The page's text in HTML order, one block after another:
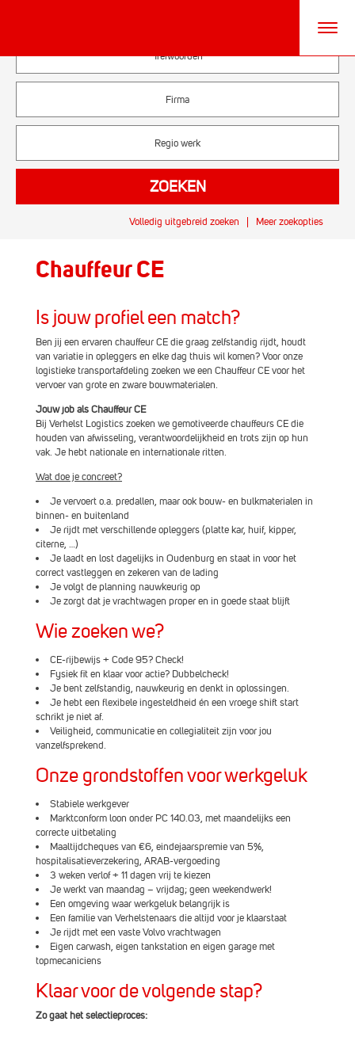
Meer zoekopties
Volledig uitgebreid zoeken
Chauffeur CE
Is jouw profiel een match?
Ben jij een ervaren chauffeur CE die graag zelfstandig rijdt, houdt
van variatie in opleggers en elke dag thuis wil komen? Voor onze
logistieke transportafdeling zoeken we een Chauffeur CE voor het
vervoer van grote en zware bouwmaterialen.
Jouw job als Chauffeur CE
Bij Verhelst Logistics zoeken we gemotiveerde chauffeurs CE die
houden van afwisseling, verantwoordelijkheid en trots zijn op hun
vak. Je hebt nationale en internationale ritten.
Wat doe je concreet?
Je vervoert o.a. predallen, maar ook bouw- en bulkmaterialen in
binnen- en buitenland
Je rijdt met verschillende opleggers (platte kar, huif, kipper,
citerne, …)
Je laadt en lost dagelijks in Oudenburg en staat in voor het
correct vastleggen en zekeren van de lading
Je volgt de planning nauwkeurig op
Je zorgt dat je vrachtwagen proper en in goede staat blijft
Wie zoeken we?
CE-rijbewijs + Code 95? Check!
Fysiek fit en klaar voor actie? Dubbelcheck!
Je bent zelfstandig, nauwkeurig en denkt in oplossingen.
Je hebt een flexibele ingesteldheid én een vroege shift start
schrikt je niet af.
Veiligheid, communicatie en collegialiteit zijn voor jou
vanzelfsprekend.
Onze grondstoffen voor werkgeluk
Stabiele werkgever
Marktconform loon onder PC 140.03, met maandelijks een
correcte uitbetaling
Maaltijdcheques van €6, eindejaarspremie van 5%,
hospitalisatieverzekering, ARAB-vergoeding
3 weken verlof + 11 dagen vrij te kiezen
Je werkt van maandag – vrijdag; geen weekendwerk!
Een omgeving waar werkgeluk belangrijk is
Een familie van Verhelstenaars die altijd voor je klaarstaat
Je rijdt met een vaste Volvo vrachtwagen
Eigen carwash, eigen tankstation en eigen garage met
topmecaniciens
Klaar voor de volgende stap?
Zo gaat het selectieproces: